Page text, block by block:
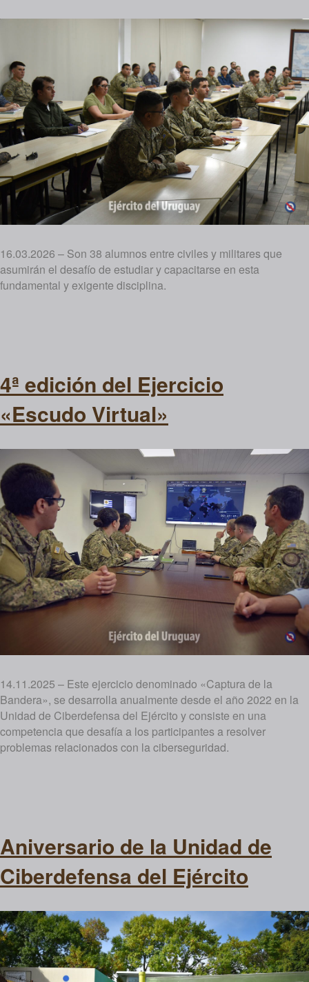
16.03.2026 – Son 38 alumnos entre civiles y militares que
asumirán el desafío de estudiar y capacitarse en esta
fundamental y exigente disciplina.
4ª edición del Ejercicio
«Escudo Virtual»
14.11.2025 – Este ejercicio denominado «Captura de la
Bandera», se desarrolla anualmente desde el año 2022 en la
Unidad de Ciberdefensa del Ejército y consiste en una
competencia que desafía a los participantes a resolver
problemas relacionados con la ciberseguridad.
Aniversario de la Unidad de
Ciberdefensa del Ejército